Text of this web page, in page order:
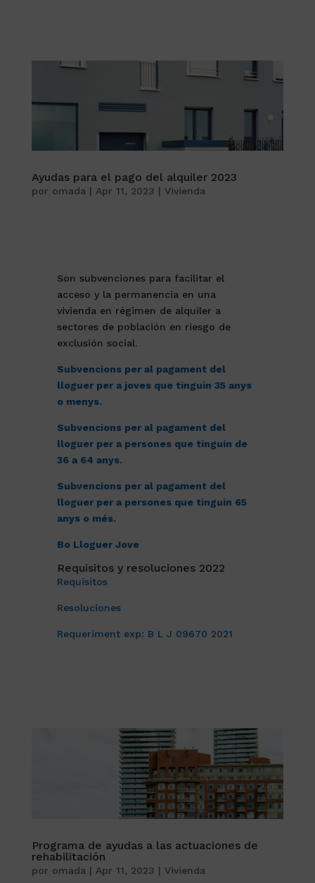
Ayudas para el pago del alquiler 2023
por omada| Apr 11, 2023 | Vivienda
Son subvenciones para facilitar el
acceso y la permanencia en una
vivienda en régimen de alquiler a
sectores de población en riesgo de
exclusión social.
Subvencions per al pagament del
lloguer per a joves que tinguin 35 anys
o menys.
Subvencions per al pagament del
lloguer per a persones que tinguin de
36 a 64 anys.
Subvencions per al pagament del
lloguer per a persones que tinguin 65
anys o més.
Bo Lloguer Jove
Requisitos y resoluciones 2022
Requisitos
Resoluciones
Requeriment exp: B L J 09670 2021
Programa de ayudas a las actuaciones de
rehabilitación
por omada | Apr 11, 2023 | Vivienda